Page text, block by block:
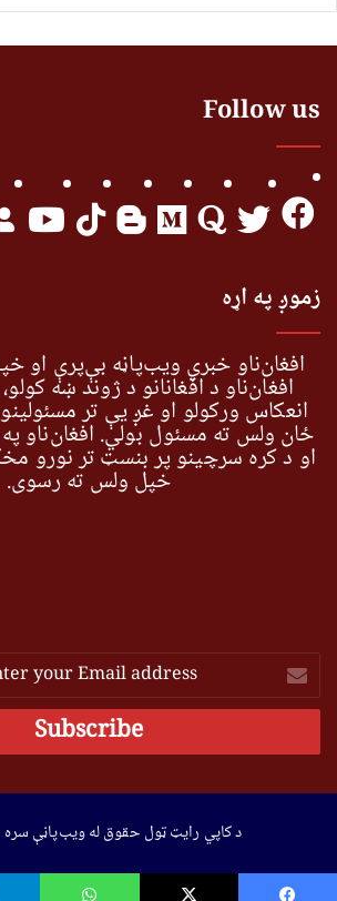
Follow us
زموږ په اړه
افغان‌ناو خبري ویب‌پاڼه بې‌پرې او
افغان‌ناو د افغانانو د ژوند ښه
انعکاس ورکولو او غږ یې تر
ځان ولس ته مسئول بولي. افغان‌ناو
او د کره سرچینو پر بنسټ تر نورو
خپل ولس ته رسوي.
Enter
your
Email
د کاپي رایټ ټول حقوق له ویب‌پاڼې